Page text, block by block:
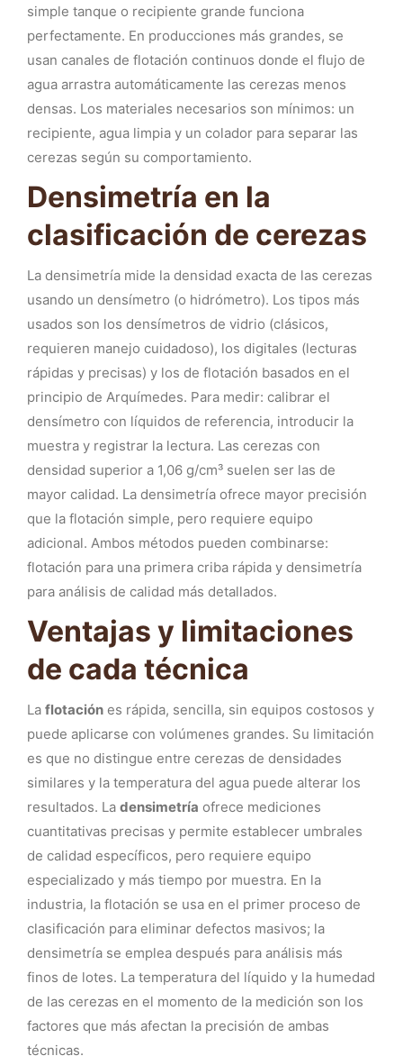
simple tanque o recipiente grande funciona
perfectamente. En producciones más grandes, se
usan canales de flotación continuos donde el flujo de
agua arrastra automáticamente las cerezas menos
densas. Los materiales necesarios son mínimos: un
recipiente, agua limpia y un colador para separar las
cerezas según su comportamiento.
Densimetría en la
clasificación de cerezas
La densimetría mide la densidad exacta de las cerezas
usando un densímetro (o hidrómetro). Los tipos más
usados son los densímetros de vidrio (clásicos,
requieren manejo cuidadoso), los digitales (lecturas
rápidas y precisas) y los de flotación basados en el
principio de Arquímedes. Para medir: calibrar el
densímetro con líquidos de referencia, introducir la
muestra y registrar la lectura. Las cerezas con
densidad superior a 1,06 g/cm³ suelen ser las de
mayor calidad. La densimetría ofrece mayor precisión
que la flotación simple, pero requiere equipo
adicional. Ambos métodos pueden combinarse:
flotación para una primera criba rápida y densimetría
para análisis de calidad más detallados.
Ventajas y limitaciones
de cada técnica
La flotación es rápida, sencilla, sin equipos costosos y
puede aplicarse con volúmenes grandes. Su limitación
es que no distingue entre cerezas de densidades
similares y la temperatura del agua puede alterar los
resultados. La densimetría ofrece mediciones
cuantitativas precisas y permite establecer umbrales
de calidad específicos, pero requiere equipo
especializado y más tiempo por muestra. En la
industria, la flotación se usa en el primer proceso de
clasificación para eliminar defectos masivos; la
densimetría se emplea después para análisis más
finos de lotes. La temperatura del líquido y la humedad
de las cerezas en el momento de la medición son los
factores que más afectan la precisión de ambas
técnicas.